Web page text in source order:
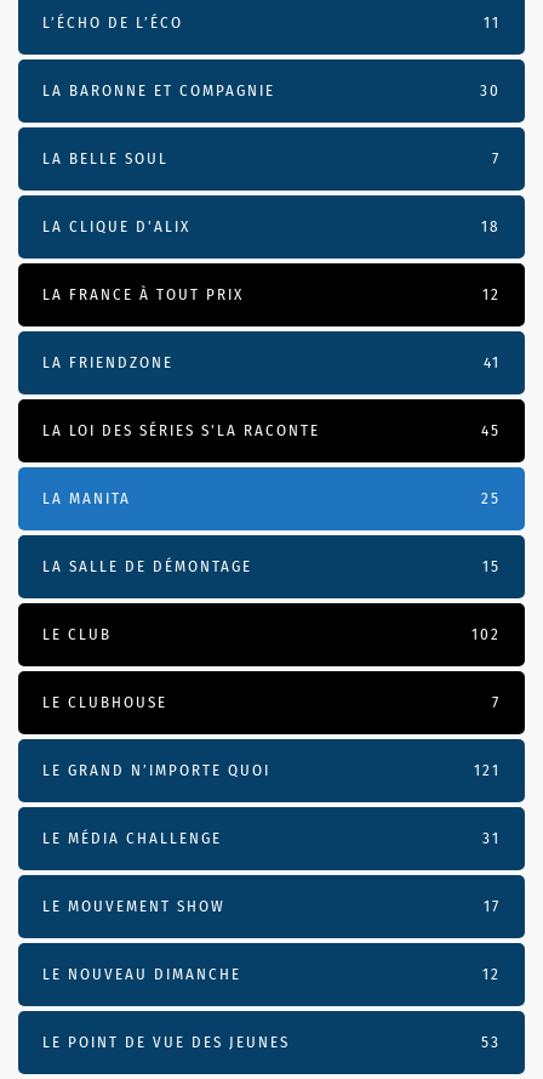
L’ÉCHO DE L’ÉCO 11
LA BARONNE ET COMPAGNIE 30
LA BELLE SOUL 7
LA CLIQUE D'ALIX 18
LA FRANCE À TOUT PRIX 12
LA FRIENDZONE 41
LA LOI DES SÉRIES S'LA RACONTE 45
LA MANITA 25
LA SALLE DE DÉMONTAGE 15
LE CLUB 102
LE CLUBHOUSE 7
LE GRAND N’IMPORTE QUOI 121
LE MÉDIA CHALLENGE 31
LE MOUVEMENT SHOW 17
LE NOUVEAU DIMANCHE 12
LE POINT DE VUE DES JEUNES 53